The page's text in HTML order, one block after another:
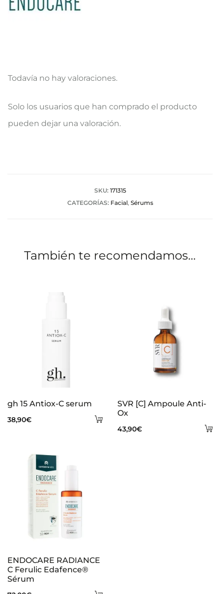
V
a
Todavía no hay valoraciones.
Solo los usuarios que han comprado el producto
pueden dejar una valoración.
SKU: 171315
CATEGORÍAS: Facial, Sérums
También te recomendamos…
Añadir
gh 15 Antiox-C serum
38,90€
SVR [C] Ampoule Anti-
Ox
43,90€
ENDOCARE RADIANCE
C Ferulic Edafence®
Sérum